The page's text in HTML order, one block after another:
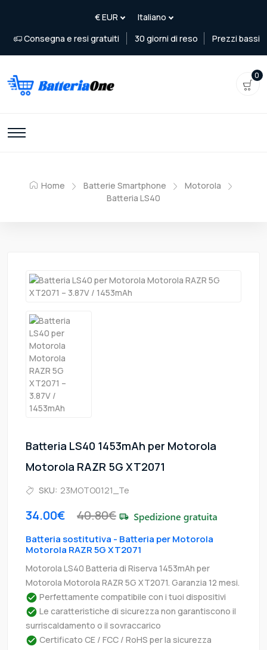
Consegna e resi gratuiti 30 giorni di reso Prezzi bassi
0
Home Batterie Smartphone
Motorola
Batteria LS40
Batteria LS40 1453mAh per Motorola
Motorola RAZR 5G XT2071
SKU: 23MOTO0121_Te
34.00€ 40.80€
Batteria sostitutiva - Batteria per Motorola
Motorola RAZR 5G XT2071
Motorola LS40 Batteria di Riserva 1453mAh per
Motorola Motorola RAZR 5G XT2071. Garanzia 12 mesi.
Perfettamente compatibile con i tuoi dispositivi
Le caratteristiche di sicurezza non garantiscono il
surriscaldamento o il sovraccarico
Certificato CE / FCC / RoHS per la sicurezza